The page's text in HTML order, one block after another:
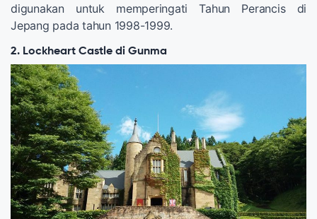
digunakan untuk memperingati Tahun Perancis di
Jepang pada tahun 1998-1999.
2. Lockheart Castle di Gunma